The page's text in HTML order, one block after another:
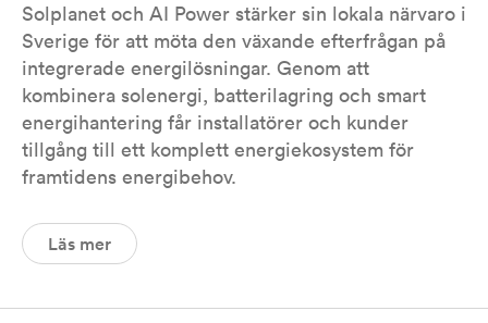
Solplanet och AI Power stärker sin lokala närvaro i
Sverige för att möta den växande efterfrågan på
integrerade energilösningar. Genom att
kombinera solenergi, batterilagring och smart
energihantering får installatörer och kunder
tillgång till ett komplett energiekosystem för
framtidens energibehov.
Läs mer